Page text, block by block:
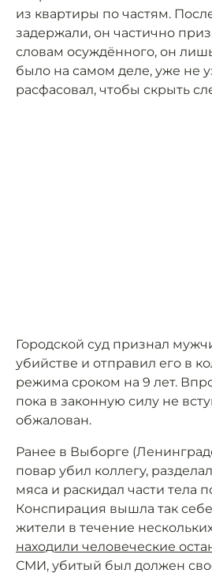
из квартиры по частям.
задержали, он частично
словам осуждённого, он
было на самом деле, уже не
расфасовал, чтобы скрыть
Городской суд признал
убийстве и отправил его в
режима сроком на 9 лет.
пока в законную силу не
обжалован.
Ранее в Выборге
повар убил коллегу,
мяса и раскидал части тела
Конспирация вышла так
жители в течение
находили человеческие
СМИ, убитый был должен